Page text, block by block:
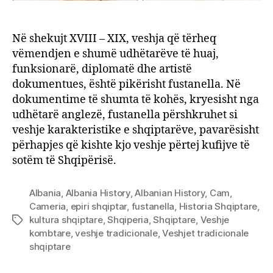
Në shekujt XVIII – XIX, veshja që tërheq
vëmendjen e shumë udhëtarëve të huaj,
funksionarë, diplomatë dhe artistë
dokumentues, është pikërisht fustanella. Në
dokumentime të shumta të kohës, kryesisht nga
udhëtarë anglezë, fustanella përshkruhet si
veshje karakteristike e shqiptarëve, pavarësisht
përhapjes që kishte kjo veshje përtej kufijve të
sotëm të Shqipërisë.
Tags
Albania Albania History,Albanian History, Cam
Cameria epiri shqiptar, fustanella Historia Shqiptare
kultura shqiptare,Shqiperia ,Shqiptare Veshje
kombtare,veshje tradicionale,Veshjet tradicionale
shqiptare